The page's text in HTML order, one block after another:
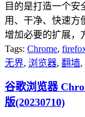
目的是打造一个安
用、干净、快速方
增加必要的扩展，
Tags: Chrome,
无界, 浏览器, 翻墙,
谷歌浏览器
版(20230710)